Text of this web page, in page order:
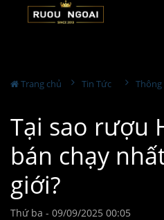
Trang chủ Tin Tức
Tại sao rượu
bán chạy
giới?
Thứ ba - 09/09/2025 00:05